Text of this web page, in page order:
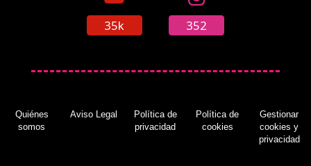
35k 352
Quiénes
somos
Aviso Legal
Política de
privacidad
Política de
cookies
Gestionar
cookies y
privacidad